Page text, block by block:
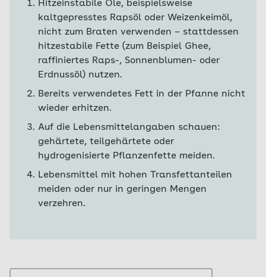
Hitzeinstabile Öle, beispielsweise
kaltgepresstes Rapsöl oder Weizenkeimöl,
nicht zum Braten verwenden – stattdessen
hitzestabile Fette (zum Beispiel Ghee,
raffiniertes Raps-, Sonnenblumen- oder
Erdnussöl) nutzen.
Bereits verwendetes Fett in der Pfanne nicht
wieder erhitzen.
Auf die Lebensmittelangaben schauen:
gehärtete, teilgehärtete oder
hydrogenisierte Pflanzenfette meiden.
Lebensmittel mit hohen Transfettanteilen
meiden oder nur in geringen Mengen
verzehren.